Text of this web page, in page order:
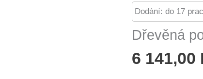
Dodání: do 17
Dřevěná
6 141,00